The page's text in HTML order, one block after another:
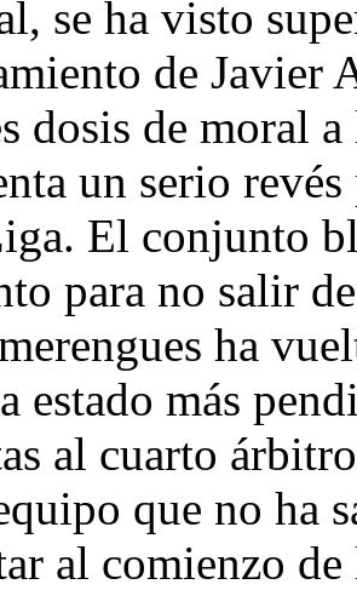
se ha visto
de Javier
dosis de moral
un serio
El conjunto
para no salir
ha
estado más
al cuarto
que no ha
al comienzo